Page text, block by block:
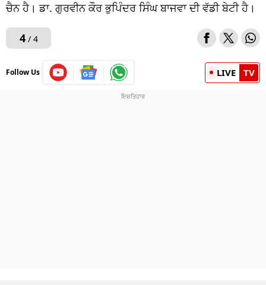
ਚੈਨ ਹੈ। ਡਾ. ਗੁਰਵੀਨ ਕੌਰ ਭੁਪਿੰਦਰ ਸਿੰਘ ਬਾਜਵਾ ਦੀ ਵੱਡੀ ਬੇਟੀ ਹੈ।
4/ 4
Follow Us LIVE TV